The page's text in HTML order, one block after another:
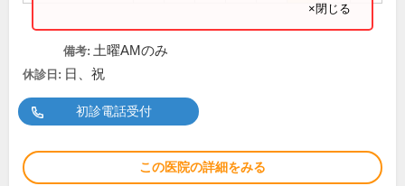
×閉じる
備考: 土曜AMのみ
休診日: 日、祝
初診電話受付
この医院の詳細をみる